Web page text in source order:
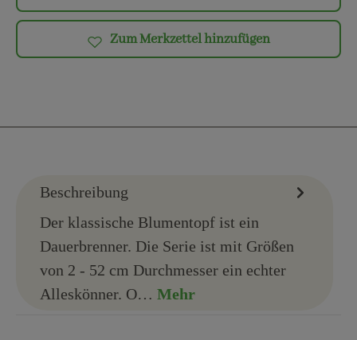
Zum Merkzettel hinzufügen
Beschreibung
Der klassische Blumentopf ist ein
Dauerbrenner. Die Serie ist mit Größen
von 2 - 52 cm Durchmesser ein echter
Alleskönner. O… Mehr